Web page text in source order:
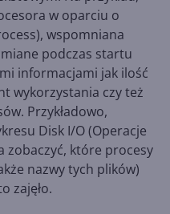
w oparciu o
wspomniana
podczas startu
informacjami jak ilość
wykorzystania czy też
Przykładowo,
Disk I/O (Operacje
zobaczyć, które procesy
nazwy tych plików)
zajęło.